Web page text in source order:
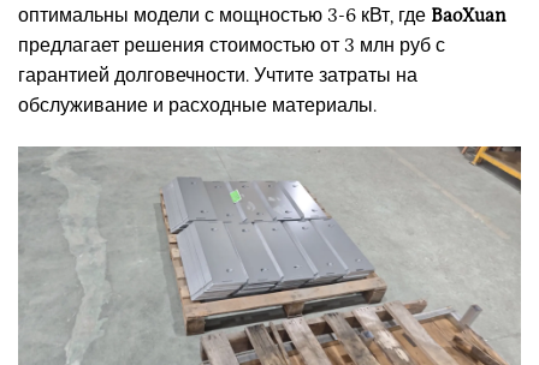
оптимальны модели с мощностью 3-6 кВт, где BaoXuan
предлагает решения стоимостью от 3 млн руб с
гарантией долговечности. Учтите затраты на
обслуживание и расходные материалы.